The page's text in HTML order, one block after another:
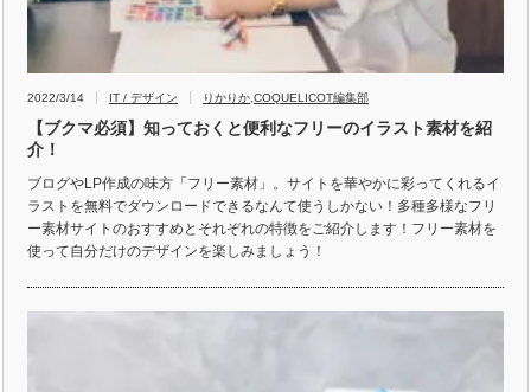
2022/3/14 IT / デザイン りかりか COQUELICOT編集部
【ブクマ必須】知っておくと便利なフリーのイラスト素材を紹
介！
ブログやLP作成の味方「フリー素材」。サイトを華やかに彩ってくれるイ
ラストを無料でダウンロードできるなんて使うしかない！多種多様なフリ
ー素材サイトのおすすめとそれぞれの特徴をご紹介します！フリー素材を
使って自分だけのデザインを楽しみましょう！